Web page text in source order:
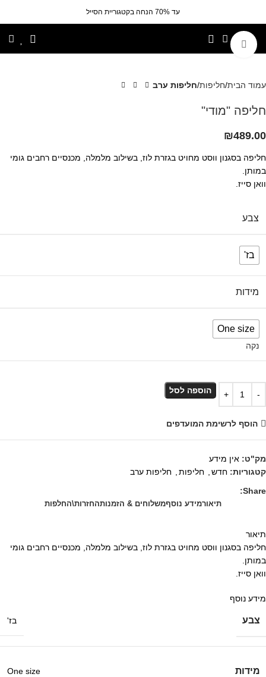
עד 70% הנחה בקטגוריית הסייל
לחצי להגדלה
עמוד הבית חליפות חליפות ערב
חליפה "מודי"
₪489.00
חליפה בסגנון ווסט מחויט בגזרת לוז, בשילוב מלמלה, מכנסיים רחבים גומי
במותן.
וואן סייז.
צבע
בז'
מידות
One size
נקה
הוספה לסל
הוסף לרשימת המועדפים
מק"ט: אין מידע
קטגוריות: חדש חליפות
חליפות ערב
Share:
תיאורמידע נוסףמשלוחים & הזמנותהחזרות\החלפות
תיאור
חליפה בסגנון ווסט מחויט בגזרת לוז, בשילוב מלמלה, מכנסיים רחבים גומי
במותן.
וואן סייז.
מידע נוסף
צבע בז'
מידות One size